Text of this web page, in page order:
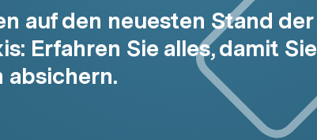
auf den neuesten Stand der
Erfahren Sie alles, damit Sie
absichern.